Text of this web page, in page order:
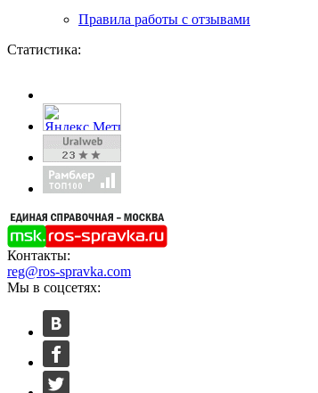
Правила работы с отзывами
Статистика:
Контакты:
reg@ros-spravka.com
Мы в соцсетях: